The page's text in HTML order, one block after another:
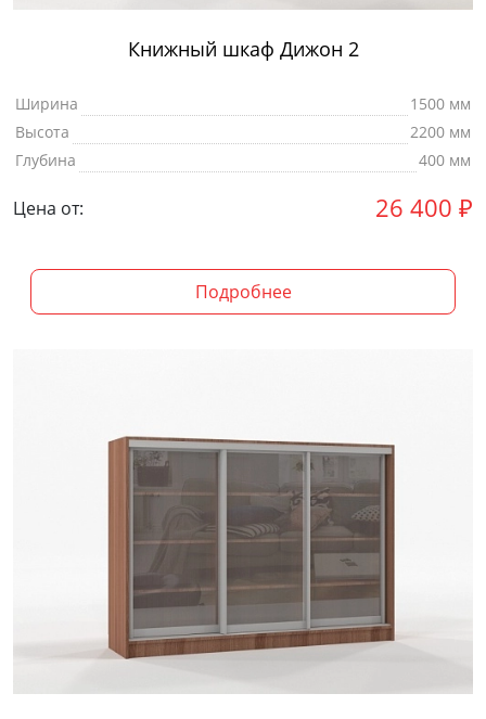
Книжный шкаф Дижон 2
Ширина
1500 мм
Высота
2200 мм
Глубина
400 мм
Цена от: 26 400 ₽
Подробнее